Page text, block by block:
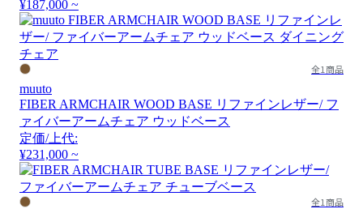
¥187,000 ~
全1商品
muuto
FIBER ARMCHAIR WOOD BASE リファインレザー/ フ
ァイバーアームチェア ウッドベース
定価/上代:
¥231,000 ~
全1商品